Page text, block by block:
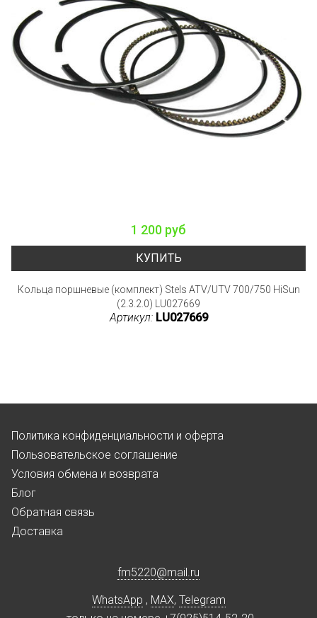
1 200 руб
КУПИТЬ
Кольца поршневые (комплект) Stels ATV/UTV 700/750 HiSun
(2.3.2.0) LU027669
Артикул: LU027669
Политика конфиденциальности и оферта
Пользовательское соглашение
Условия обмена и возврата
Блог
Обратная связь
Доставка
fm5220@mail.ru
WhatsApp , MAX, Telegram